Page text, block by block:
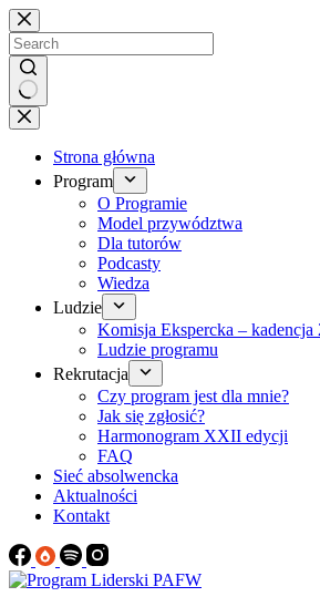
Brak
wyników
Strona główna
Program
O Programie
Model przywództwa
Dla tutorów
Podcasty
Wiedza
Ludzie
Komisja Ekspercka – kadencja
Ludzie programu
Rekrutacja
Czy program jest dla mnie?
Jak się zgłosić?
Harmonogram XXII edycji
FAQ
Sieć absolwencka
Aktualności
Kontakt